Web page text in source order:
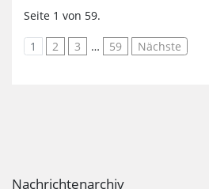
Nachrichtenarchiv
Seite 1 von 59.
1 2 3 … 59 Nächste